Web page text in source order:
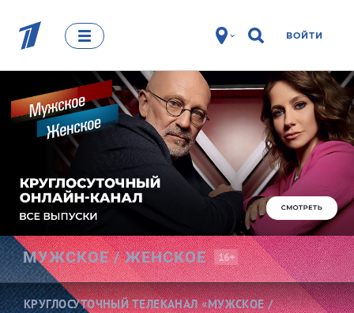
ВОЙТИ
МУЖСКОЕ /ЖЕНСКОЕ 16+
КРУГЛОСУТОЧНЫЙ ТЕЛЕКАНАЛ «МУЖСКОЕ /